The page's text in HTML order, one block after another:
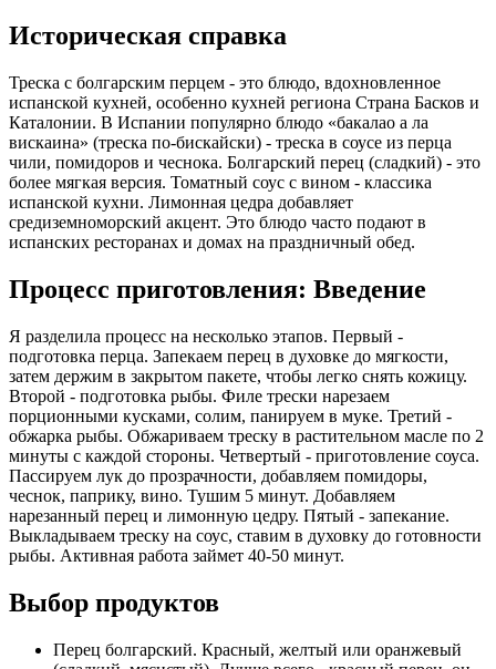
Историческая справка
Треска с болгарским перцем - это блюдо, вдохновленное
испанской кухней, особенно кухней региона Страна Басков и
Каталонии. В Испании популярно блюдо «бакалао а ла
вискаина» (треска по-бискайски) - треска в соусе из перца
чили, помидоров и чеснока. Болгарский перец (сладкий) - это
более мягкая версия. Томатный соус с вином - классика
испанской кухни. Лимонная цедра добавляет
средиземноморский акцент. Это блюдо часто подают в
испанских ресторанах и домах на праздничный обед.
Процесс приготовления: Введение
Я разделила процесс на несколько этапов. Первый -
подготовка перца. Запекаем перец в духовке до мягкости,
затем держим в закрытом пакете, чтобы легко снять кожицу.
Второй - подготовка рыбы. Филе трески нарезаем
порционными кусками, солим, панируем в муке. Третий -
обжарка рыбы. Обжариваем треску в растительном масле по 2
минуты с каждой стороны. Четвертый - приготовление соуса.
Пассируем лук до прозрачности, добавляем помидоры,
чеснок, паприку, вино. Тушим 5 минут. Добавляем
нарезанный перец и лимонную цедру. Пятый - запекание.
Выкладываем треску на соус, ставим в духовку до готовности
рыбы. Активная работа займет 40-50 минут.
Выбор продуктов
Перец болгарский. Красный, желтый или оранжевый